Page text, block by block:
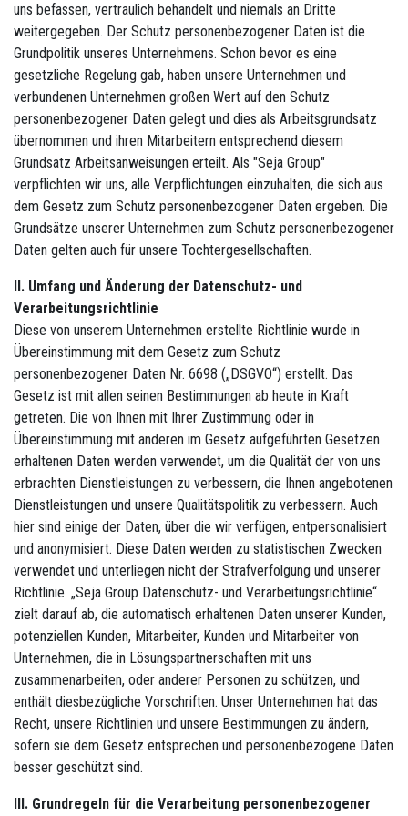
uns befassen, vertraulich behandelt und niemals an Dritte
weitergegeben. Der Schutz personenbezogener Daten ist die
Grundpolitik unseres Unternehmens. Schon bevor es eine
gesetzliche Regelung gab, haben unsere Unternehmen und
verbundenen Unternehmen großen Wert auf den Schutz
personenbezogener Daten gelegt und dies als Arbeitsgrundsatz
übernommen und ihren Mitarbeitern entsprechend diesem
Grundsatz Arbeitsanweisungen erteilt. Als "Seja Group"
verpflichten wir uns, alle Verpflichtungen einzuhalten, die sich aus
dem Gesetz zum Schutz personenbezogener Daten ergeben. Die
Grundsätze unserer Unternehmen zum Schutz personenbezogener
Daten gelten auch für unsere Tochtergesellschaften.
II. Umfang und Änderung der Datenschutz- und
Verarbeitungsrichtlinie
Diese von unserem Unternehmen erstellte Richtlinie wurde in
Übereinstimmung mit dem Gesetz zum Schutz
personenbezogener Daten Nr. 6698 („DSGVO“) erstellt. Das
Gesetz ist mit allen seinen Bestimmungen ab heute in Kraft
getreten. Die von Ihnen mit Ihrer Zustimmung oder in
Übereinstimmung mit anderen im Gesetz aufgeführten Gesetzen
erhaltenen Daten werden verwendet, um die Qualität der von uns
erbrachten Dienstleistungen zu verbessern, die Ihnen angebotenen
Dienstleistungen und unsere Qualitätspolitik zu verbessern. Auch
hier sind einige der Daten, über die wir verfügen, entpersonalisiert
und anonymisiert. Diese Daten werden zu statistischen Zwecken
verwendet und unterliegen nicht der Strafverfolgung und unserer
Richtlinie. „Seja Group Datenschutz- und Verarbeitungsrichtlinie“
zielt darauf ab, die automatisch erhaltenen Daten unserer Kunden,
potenziellen Kunden, Mitarbeiter, Kunden und Mitarbeiter von
Unternehmen, die in Lösungspartnerschaften mit uns
zusammenarbeiten, oder anderer Personen zu schützen, und
enthält diesbezügliche Vorschriften. Unser Unternehmen hat das
Recht, unsere Richtlinien und unsere Bestimmungen zu ändern,
sofern sie dem Gesetz entsprechen und personenbezogene Daten
besser geschützt sind.
III. Grundregeln für die Verarbeitung personenbezogener